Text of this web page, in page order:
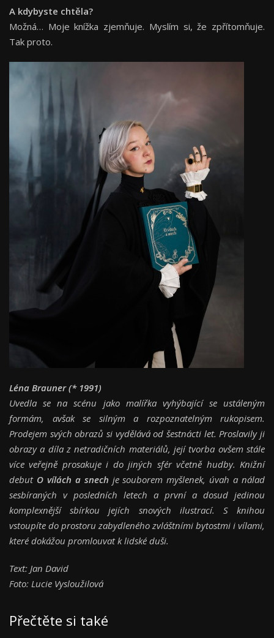
A kdybyste chtěla?
Možná… Moje knížka zjemňuje. Myslím si, že zpřítomňuje.
Tak proto.
Léna Brauner(* 1991)
Uvedla se na scénu jako malířka vyhýbající se ustáleným
formám, avšak se silným a rozpoznatelným rukopisem.
Prodejem svých obrazů si vydělává od šestnácti let. Proslavily ji
obrazy a díla z netradičních materiálů, její tvorba ovšem stále
více veřejně prosakuje i do jiných sfér včetně hudby. Knižní
debut O vílách a snech je souborem myšlenek, úvah a nálad
sesbíraných v posledních letech a první a dosud jedinou
komplexnější sbírkou jejích snových ilustrací. S knihou
vstoupíte do prostoru zabydleného zvláštními bytostmi i vílami,
které dokážou promlouvat k lidské duši.
Text: Jan David
Foto: Lucie Vysloužilová
Přečtěte si také